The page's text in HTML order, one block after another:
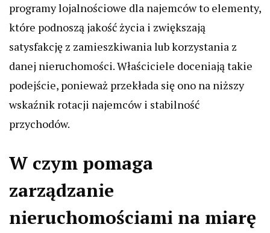
programy lojalnościowe dla najemców to elementy,
które podnoszą jakość życia i zwiększają
satysfakcję z zamieszkiwania lub korzystania z
danej nieruchomości. Właściciele doceniają takie
podejście, ponieważ przekłada się ono na niższy
wskaźnik rotacji najemców i stabilność
przychodów.
W czym pomaga
zarządzanie
nieruchomościami na miarę